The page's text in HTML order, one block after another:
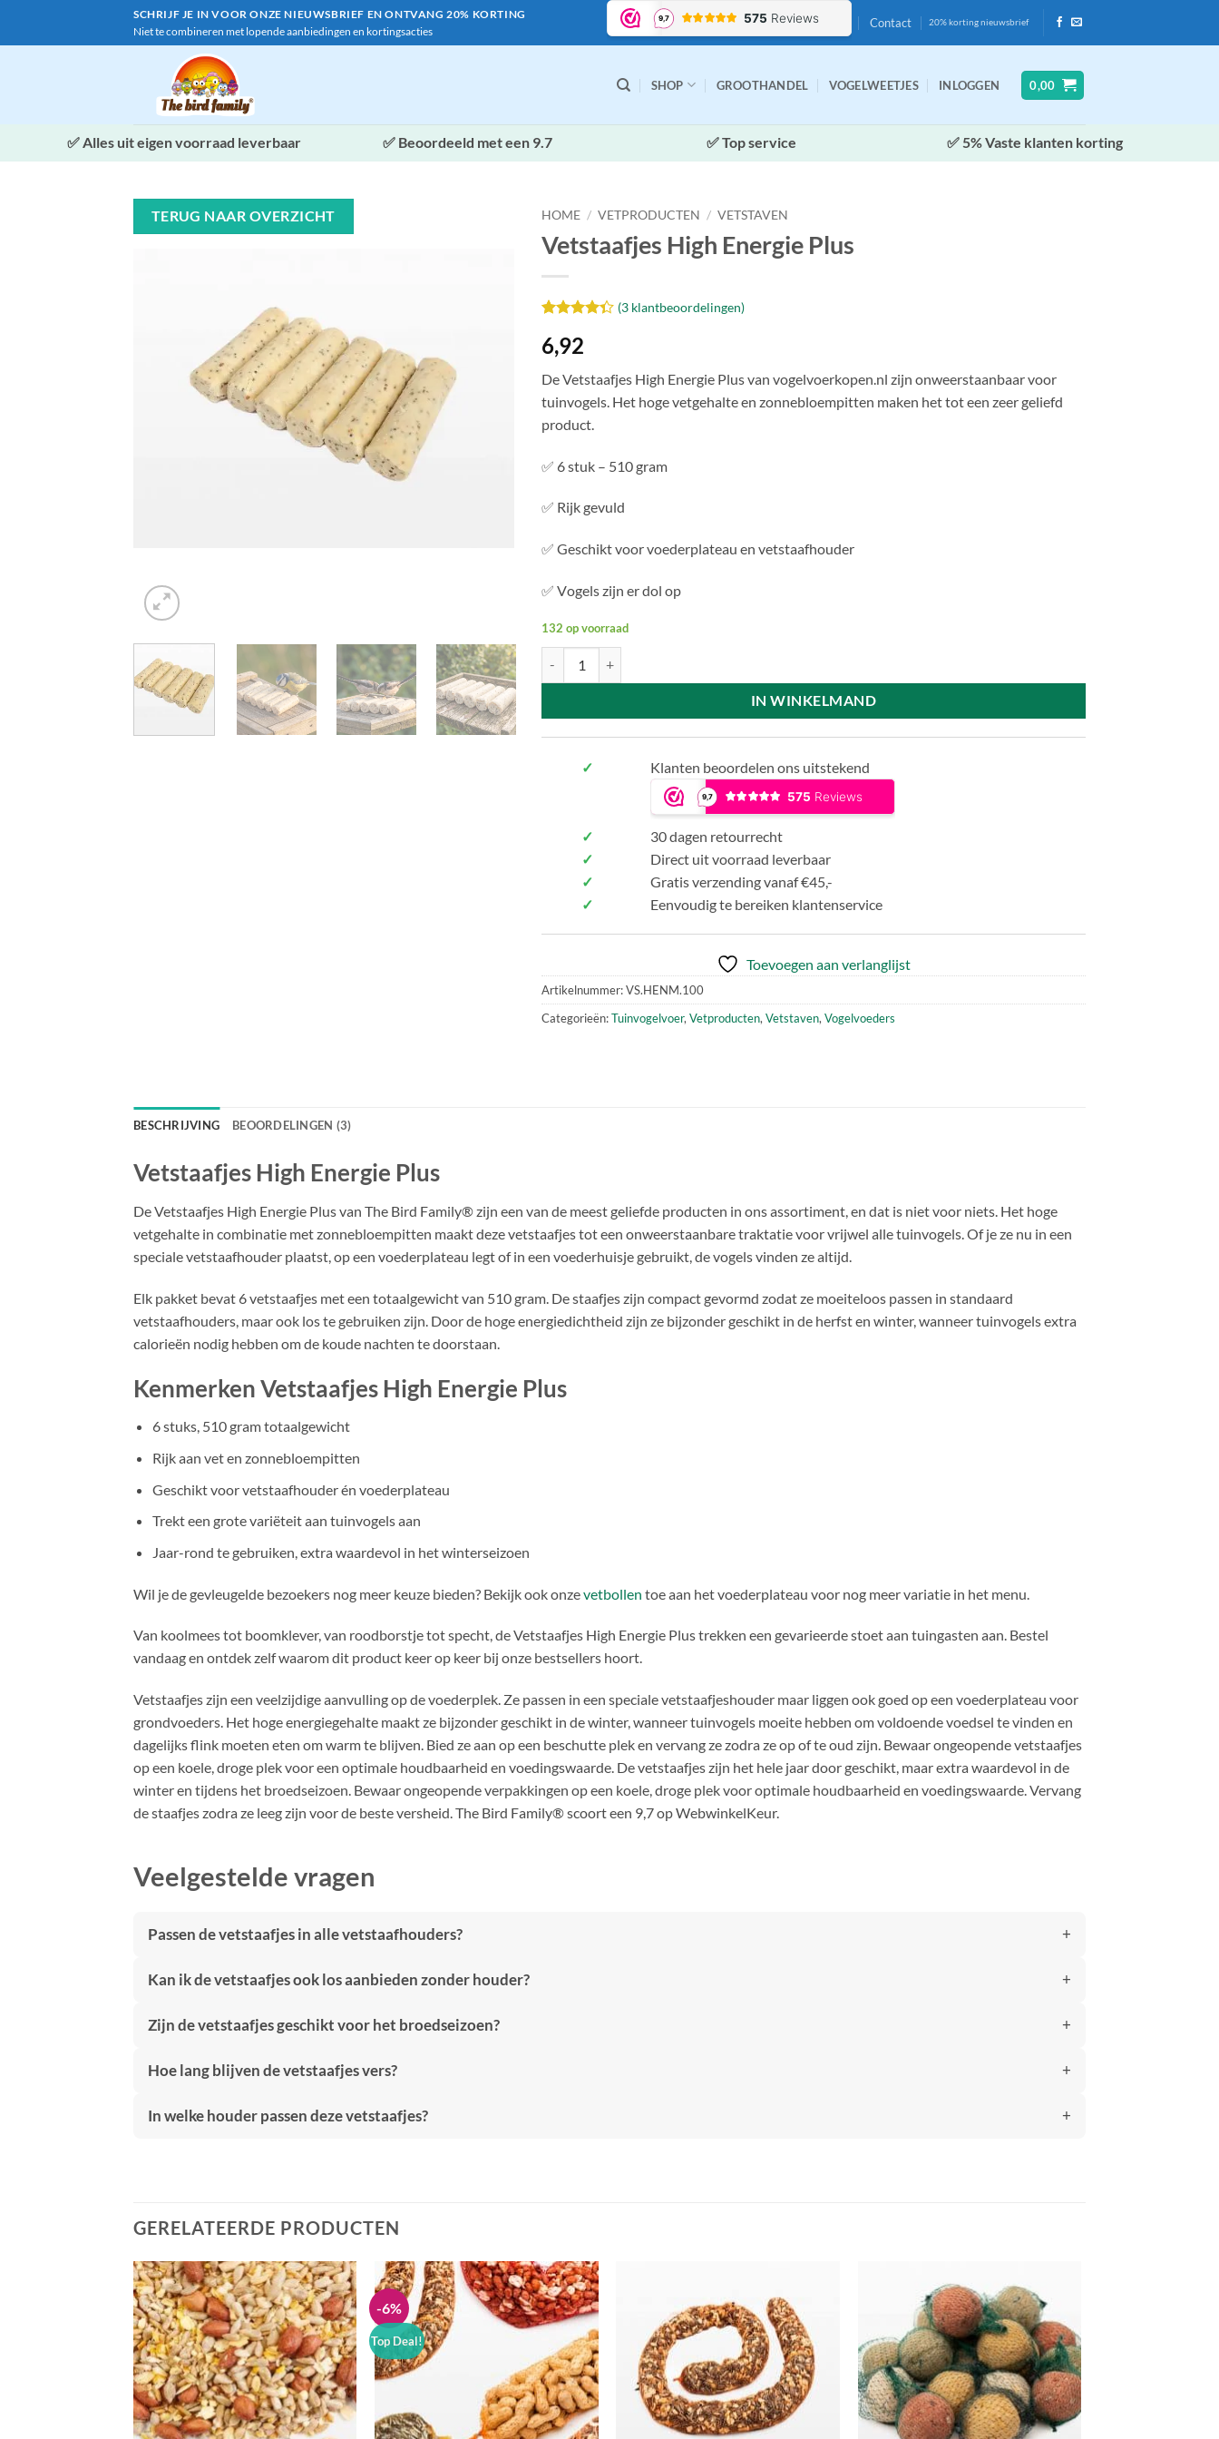
SCHRIJF JE IN VOOR ONZE NIEUWSBRIEF EN ONTVANG 20% KORTING
Niet te combineren met lopende aanbiedingen en kortingsacties
Contact 20% korting nieuwsbrief
SHOP GROOTHANDEL VOGELWEETJES INLOGGEN 0,00
✅Alles uit eigen voorraad leverbaar ✅ Beoordeeld met een 9.7 ✅ Top service ✅ 5% Vaste klanten korting
TERUG NAAR OVERZICHT HOME / VETPRODUCTEN / VETSTAVEN
Vetstaafjes High Energie Plus
4.33op 5
gebaseerd
op
klantbeoordelingen
(3klantbeoordelingen)
6,92
De Vetstaafjes High Energie Plus van vogelvoerkopen.nl zijn onweerstaanbaar voor
tuinvogels. Het hoge vetgehalte en zonnebloempitten maken het tot een zeer geliefd
product.
✅ 6 stuk – 510 gram
✅ Rijk gevuld
✅ Geschikt voor voederplateau en vetstaafhouder
✅ Vogels zijn er dol op
132 op voorraad
IN WINKELMAND
✓ Klanten beoordelen ons uitstekend
✓
30 dagen retourrecht
✓
Direct uit voorraad leverbaar
✓
Gratis verzending vanaf €45,-
✓
Eenvoudig te bereiken klantenservice
Toevoegen aan verlanglijst
Artikelnummer:VS.HENM.100
Categorieën:Tuinvogelvoer,Vetproducten,Vetstaven,Vogelvoeders
BESCHRIJVING BEOORDELINGEN (3)
Vetstaafjes High Energie Plus
De Vetstaafjes High Energie Plus van The Bird Family® zijn een van de meest geliefde producten in ons assortiment, en dat is niet voor niets. Het hoge
vetgehalte in combinatie met zonnebloempitten maakt deze vetstaafjes tot een onweerstaanbare traktatie voor vrijwel alle tuinvogels. Of je ze nu in een
speciale vetstaafhouder plaatst, op een voederplateau legt of in een voederhuisje gebruikt, de vogels vinden ze altijd.
Elk pakket bevat 6 vetstaafjes met een totaalgewicht van 510 gram. De staafjes zijn compact gevormd zodat ze moeiteloos passen in standaard
vetstaafhouders, maar ook los te gebruiken zijn. Door de hoge energiedichtheid zijn ze bijzonder geschikt in de herfst en winter, wanneer tuinvogels extra
calorieën nodig hebben om de koude nachten te doorstaan.
Kenmerken Vetstaafjes High Energie Plus
6 stuks, 510 gram totaalgewicht
Rijk aan vet en zonnebloempitten
Geschikt voor vetstaafhouder én voederplateau
Trekt een grote variëteit aan tuinvogels aan
Jaar-rond te gebruiken, extra waardevol in het winterseizoen
Wil je de gevleugelde bezoekers nog meer keuze bieden? Bekijk ook onzevetbollen toe aan het voederplateau voor nog meer variatie in het menu.
Van koolmees tot boomklever, van roodborstje tot specht, de Vetstaafjes High Energie Plus trekken een gevarieerde stoet aan tuingasten aan. Bestel
vandaag en ontdek zelf waarom dit product keer op keer bij onze bestsellers hoort.
Vetstaafjes zijn een veelzijdige aanvulling op de voederplek. Ze passen in een speciale vetstaafjeshouder maar liggen ook goed op een voederplateau voor
grondvoeders. Het hoge energiegehalte maakt ze bijzonder geschikt in de winter, wanneer tuinvogels moeite hebben om voldoende voedsel te vinden en
dagelijks flink moeten eten om warm te blijven. Bied ze aan op een beschutte plek en vervang ze zodra ze op of te oud zijn. Bewaar ongeopende vetstaafjes
op een koele, droge plek voor een optimale houdbaarheid en voedingswaarde. De vetstaafjes zijn het hele jaar door geschikt, maar extra waardevol in de
winter en tijdens het broedseizoen. Bewaar ongeopende verpakkingen op een koele, droge plek voor optimale houdbaarheid en voedingswaarde. Vervang
de staafjes zodra ze leeg zijn voor de beste versheid. The Bird Family® scoort een 9,7 op WebwinkelKeur.
Veelgestelde vragen
Passen de vetstaafjes in alle vetstaafhouders?
Kan ik de vetstaafjes ook los aanbieden zonder houder?
Zijn de vetstaafjes geschikt voor het broedseizoen?
Hoe lang blijven de vetstaafjes vers?
In welke houder passen deze vetstaafjes?
GERELATEERDE PRODUCTEN
Toevoegen
aan
verlanglijst
-6%
Top Deal!
Toevoegen
aan
verlanglijst
Toevoegen
aan
verlanglijst
Toevoegen
aan
verlanglijst